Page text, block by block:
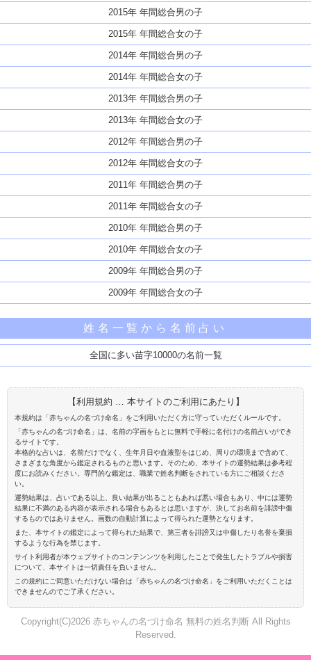
2015年 年間総合男の子
2015年 年間総合女の子
2014年 年間総合男の子
2014年 年間総合女の子
2013年 年間総合男の子
2013年 年間総合女の子
2012年 年間総合男の子
2012年 年間総合女の子
2011年 年間総合男の子
2011年 年間総合女の子
2010年 年間総合男の子
2010年 年間総合女の子
2009年 年間総合男の子
2009年 年間総合女の子
姓名一覧から名前占い
全国に多い苗字10000の名前一覧
【利用規約 … 本サイトのご利用にあたり】
本規約は「赤ちゃんの名づけ命名」をご利用いただく方に守っていただくルールです。
「赤ちゃんの名づけ命名」は、名前の字画をもとに無料で手軽に名付けの名前占いができ
るサイトです。
本格的な占いは、名前だけでなく、生年月日や血液型をはじめ、周りの環境まで含めて、
さまざまな角度から鑑定されるものと思います。そのため、本サイトの運勢結果は参考程
度にお読みください。専門的な鑑定は、職業で姓名判断をされている方にご相談くださ
い。
運勢結果は、占いである以上、良い結果が出ることもあれば悪い場合もあり、中には運勢
結果に不満のある内容が表示される場合もあるとは思いますが、決してお名前を誹謗中傷
するものではありません。画数の自動計算によって得られた運勢となります。
また、本サイトの鑑定によって得られた結果で、第三者を誹謗又は中傷したり名誉を棄損
するような行為を禁じます。
サイト利用者が本ウェブサイトのコンテンンツを利用したことで発生したトラブルや損害
について、本サイトは一切責任を負いません。
この規約にご同意いただけない場合は「赤ちゃんの名づけ命名」をご利用いただくことは
できませんのでご了承ください。
Copyright(C)2026 赤ちゃんの名づけ命名 無料の姓名判断 All Rights
Reserved.